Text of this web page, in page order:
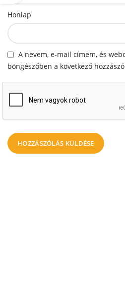
Honlap
A nevem, e-mail címem, és
böngészőben a következő